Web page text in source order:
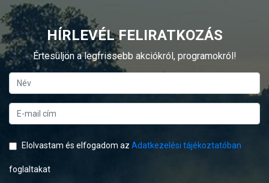
HÍRLEVÉL FELIRATKOZÁS
Értesüljön a legfrissebb akciókról, programokról!
Elolvastam és elfogadom az Adatkezelési tájékoztatóban
foglaltakat